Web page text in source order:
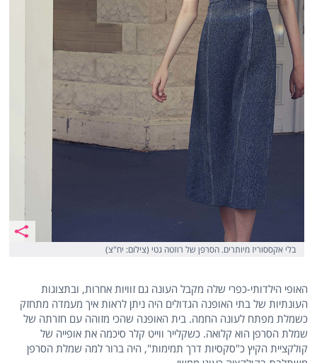
בלי אקססוריז מיותרים. הסרפן של רוזטה גטי (צילום: יח"צ)
האופי הילדותי-כפרי שלה מקבל העונה גם זוויות אחרות, ובתצוגות
העונתיות של בתי האופנה הגדולים היה ניתן לראות איך מעמדה מתחזק
כשמלת מפתח לעונה החמה. בית האופנה שהכי מזוהה עם חזרתה של
שמלת הסרפן הוא קלואה. כשקלייר ווייט קלר סיכמה את אופייה של
קולקציית הקיץ כ"סקסיות דרך תמימות", היה ברור למה שמלת הסרפן